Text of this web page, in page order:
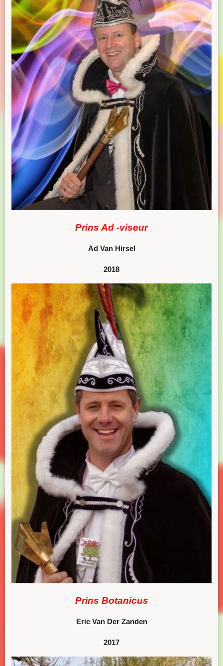
Prins Ad -viseur
Ad Van Hirsel
2018
Prins Botanicus
Eric Van Der Zanden
2017